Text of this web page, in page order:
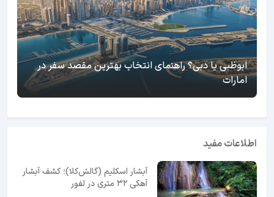
ابوظبی یا دبی؟ راهنمای انتخاب بهترین مقصد سفر در
امارات
اطلاعات مفید
آبشار اسکلیم (گالش‌کلا)؛ کشف آبشار
آهکی ۳۲ متری در لفور